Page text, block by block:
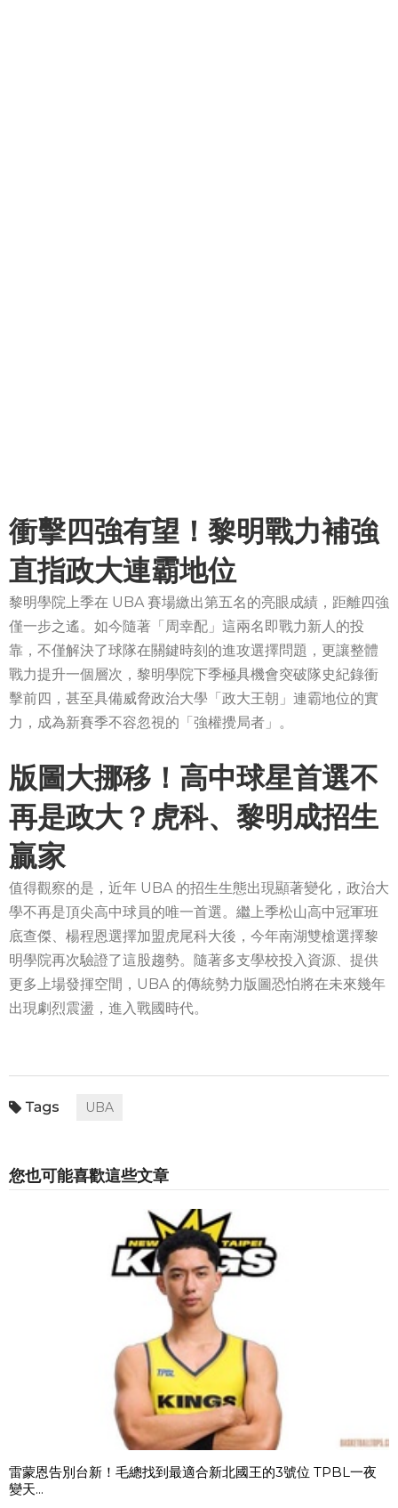
衝擊四強有望！黎明戰力補強
直指政大連霸地位
黎明學院上季在 UBA 賽場繳出第五名的亮眼成績，距離四強
僅一步之遙。如今隨著「周幸配」這兩名即戰力新人的投
靠，不僅解決了球隊在關鍵時刻的進攻選擇問題，更讓整體
戰力提升一個層次，黎明學院下季極具機會突破隊史紀錄衝
擊前四，甚至具備威脅政治大學「政大王朝」連霸地位的實
力，成為新賽季不容忽視的「強權攪局者」。
版圖大挪移！高中球星首選不
再是政大？虎科、黎明成招生
贏家
值得觀察的是，近年 UBA 的招生生態出現顯著變化，政治大
學不再是頂尖高中球員的唯一首選。繼上季松山高中冠軍班
底查傑、楊程恩選擇加盟虎尾科大後，今年南湖雙槍選擇黎
明學院再次驗證了這股趨勢。隨著多支學校投入資源、提供
更多上場發揮空間，UBA 的傳統勢力版圖恐怕將在未來幾年
出現劇烈震盪，進入戰國時代。
UBA
您也可能喜歡這些文章
雷蒙恩告別台新！毛總找到最適合新北國王的3號位 TPBL一夜
變天...